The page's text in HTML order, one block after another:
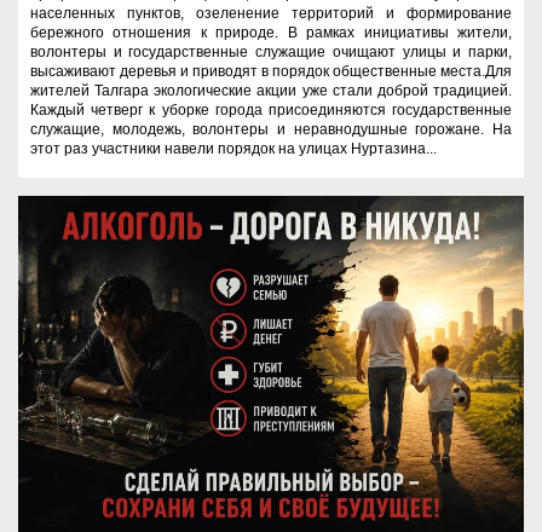
населенных пунктов, озеленение территорий и формирование
бережного отношения к природе. В рамках инициативы жители,
волонтеры и государственные служащие очищают улицы и парки,
высаживают деревья и приводят в порядок общественные места.Для
жителей Талгара экологические акции уже стали доброй традицией.
Каждый четверг к уборке города присоединяются государственные
служащие, молодежь, волонтеры и неравнодушные горожане. На
этот раз участники навели порядок на улицах Нуртазина...